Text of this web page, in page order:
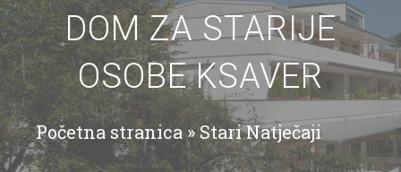
DOM ZA STARIJE
OSOBE KSAVER
Početna stranica»Stari Natječaji